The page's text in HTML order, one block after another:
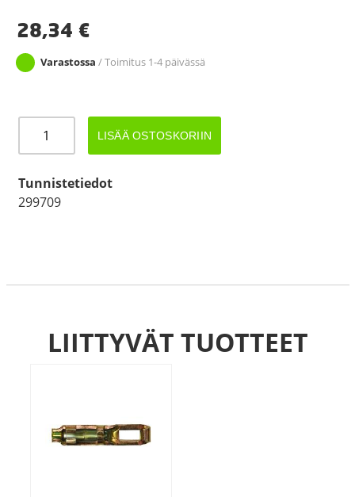
28,34 €
Varastossa / Toimitus 1-4 päivässä
PROFI
määrä
LISÄÄ OSTOSKORIIN
Tunnistetiedot
299709
LIITTYVÄT TUOTTEET